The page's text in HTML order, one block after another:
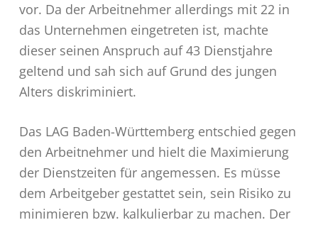
vor. Da der Arbeitnehmer allerdings mit 22 in
das Unternehmen eingetreten ist, machte
dieser seinen Anspruch auf 43 Dienstjahre
geltend und sah sich auf Grund des jungen
Alters diskriminiert.
Das LAG Baden-Württemberg entschied gegen
den Arbeitnehmer und hielt die Maximierung
der Dienstzeiten für angemessen. Es müsse
dem Arbeitgeber gestattet sein, sein Risiko zu
minimieren bzw. kalkulierbar zu machen. Der